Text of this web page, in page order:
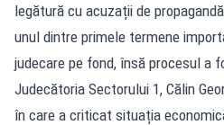
legătură cu acuzații de
unul dintre primele termene
judecare pe fond, însă procesul a
Judecătoria Sectorului 1, Călin
în care a criticat situația